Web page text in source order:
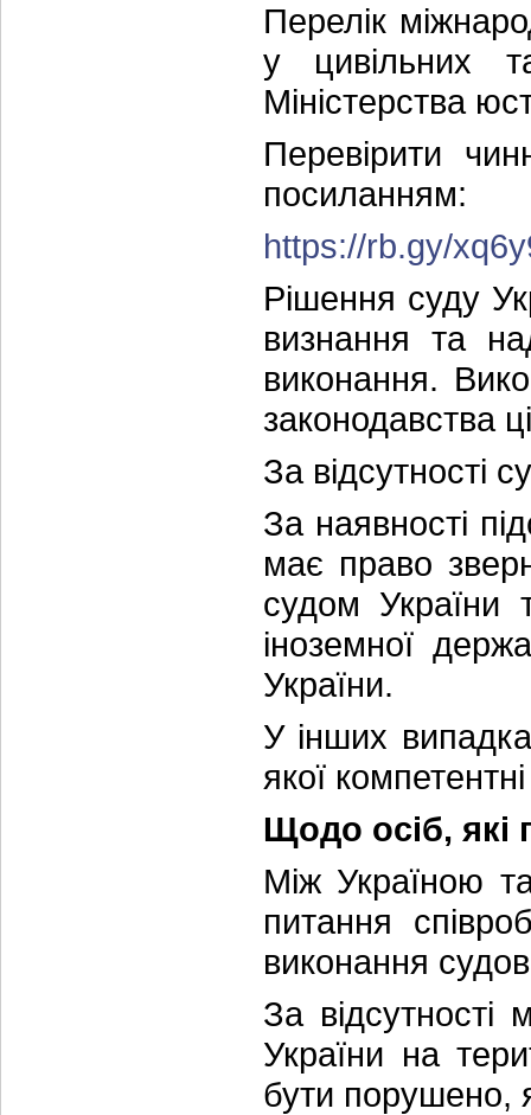
Перелік
у цивільних
Міністерства
Перевірити
посиланням:
https://rb.gy/
Рішення суду
визнання та
виконання.
законодавства
За відсутності
За наявності
має право
судом України
іноземної
України.
У інших
якої
Щодо осіб, які
Між Україною
питання
виконання
За
України на
бути порушено,